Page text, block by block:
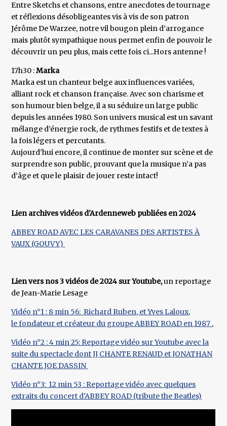
Entre Sketchs et chansons, entre anecdotes de tournage
et réflexions désobligeantes vis à vis de son patron
Jérôme De Warzee, notre vil bougon plein d’arrogance
mais plutôt sympathique nous permet enfin de pouvoir le
découvrir un peu plus, mais cette fois ci...Hors antenne !
17h30 :Marka
Marka est un chanteur belge aux influences variées,
alliant rock et chanson française. Avec son charisme et
son humour bien belge, il a su séduire un large public
depuis les années 1980. Son univers musical est un savant
mélange d’énergie rock, de rythmes festifs et de textes à
la fois légers et percutants.
Aujourd’hui encore, il continue de monter sur scène et de
surprendre son public, prouvant que la musique n’a pas
d’âge et que le plaisir de jouer reste intact!
Lien archives vidéos d'Ardenneweb publiées en 2024
ABBEY ROAD AVEC LES CARAVANES DES ARTISTES À
VAUX (GOUVY)
Lien vers nos 3 vidéos de 2024 sur Youtube,un reportage
de Jean-Marie Lesage
Vidéo n°1 : 8 min 56: Richard Ruben, et Yves Laloux,
le fondateur et créateur du groupe ABBEY ROAD en 1987​ .
Vidéo n°2 : 4 min 25: Reportage vidéo sur Youtube avec la
suite du spectacle dont JJ CHANTE RENAUD et JONATHAN
CHANTE JOE DASSIN
Vidéo n°3: 12 min 53 : Reportage vidéo avec quelques
extraits du concert d'ABBEY ROAD (tribute the Beatles)